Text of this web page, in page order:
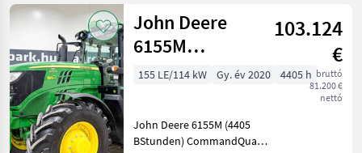
ISOBUS Bauj
John Deere
6155M
CommandQuad
km/h
transmission
103.124
€
bruttó
81.200 €
nettó
155 LE/114 kW Gy. év 2020 4405 h
John Deere 6155M (4405
BStunden) CommandQuad